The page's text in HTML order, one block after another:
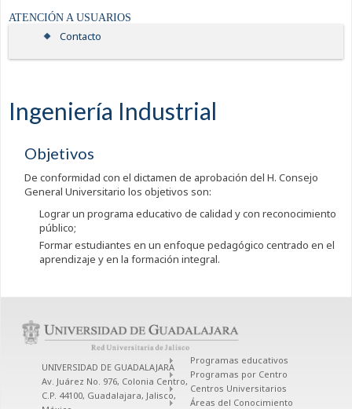
ATENCIÓN A USUARIOS
Contacto
Ingeniería Industrial
Objetivos
De conformidad con el dictamen de aprobación del H. Consejo
General Universitario los objetivos son:
Lograr un programa educativo de calidad y con reconocimiento
público;
Formar estudiantes en un enfoque pedagógico centrado en el
aprendizaje y en la formación integral.
UNIVERSIDAD DE GUADALAJARA
Av. Juárez No. 976, Colonia Centro,
C.P. 44100, Guadalajara, Jalisco,
Programas educativos
Programas por Centro
Centros Universitarios
Áreas del Conocimiento